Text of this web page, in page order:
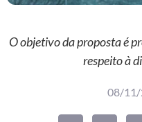
O objetivo da proposta é
respeito à
08/